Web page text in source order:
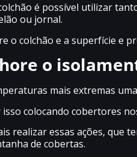
é possível utilizar
ou jornal.
o colchão e a superfície e
o
mais extremas
isso colocando cobertores
realizar essas ações, que
de cobertas.